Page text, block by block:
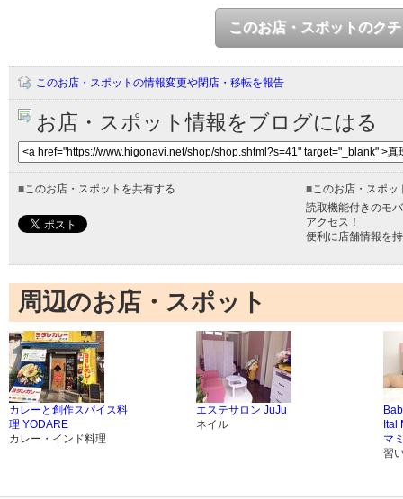
このお店・スポットのク
このお店・スポットの情報変更や閉店・移転を報告
お店・スポット情報をブログにはる
■このお店・スポットを共有する ■このお店・スポッ
読取機能付きのモ
アクセス！
便利に店舗情報を
周辺のお店・スポット
カレーと創作スパイス料
理 YODARE
カレー・インド料理
エステサロン JuJu
ネイル
Ital
マ
習